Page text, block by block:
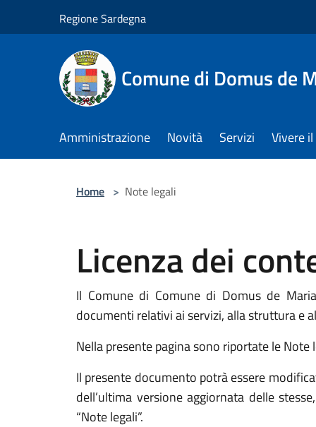
Regione Sardegna
Comune di Domus de
Amministrazione Novità Servizi Vivere
Home > Note legali
Licenza dei
Il Comune di Comune di Domus de
documenti relativi ai servizi, alla struttura e
Nella presente pagina sono riportate le Note
Il presente documento potrà essere
dell’ultima versione aggiornata delle
“Note legali”.